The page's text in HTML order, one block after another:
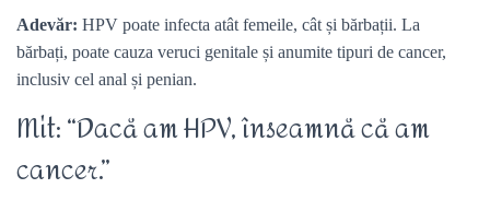
Adevăr: HPV poate infecta atât femeile, cât și bărbații. La
bărbați, poate cauza veruci genitale și anumite tipuri de cancer,
inclusiv cel anal și penian.
Mit: “Dacă am HPV, înseamnă că am
cancer.”